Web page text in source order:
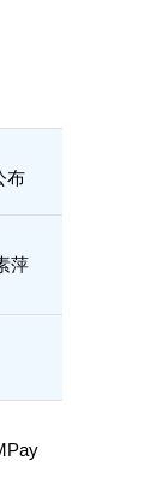
布
萍